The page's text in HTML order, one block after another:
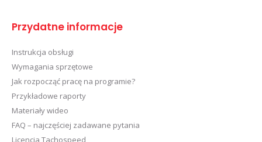
Przydatne informacje
Instrukcja obsługi
Wymagania sprzętowe
Jak rozpocząć pracę na programie?
Przykładowe raporty
Materiały wideo
FAQ – najczęściej zadawane pytania
Licencja Tachospeed